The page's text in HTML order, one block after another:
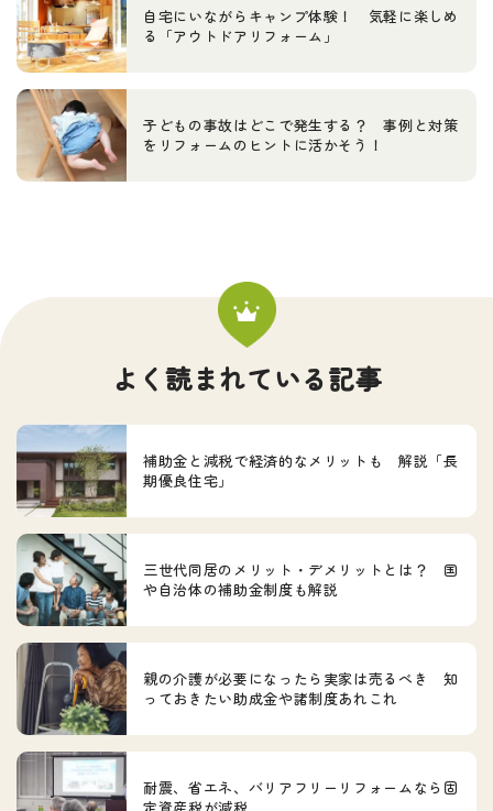
自宅にいながらキャンプ体験！ 気軽に楽しめ
る「アウトドアリフォーム」
子どもの事故はどこで発生する？ 事例と対策
をリフォームのヒントに活かそう！
よく読まれている記事
補助金と減税で経済的なメリットも 解説「長
期優良住宅」
三世代同居のメリット・デメリットとは？ 国
や自治体の補助金制度も解説
親の介護が必要になったら実家は売るべき 知
っておきたい助成金や諸制度あれこれ
耐震、省エネ、バリアフリーリフォームなら固
定資産税が減税